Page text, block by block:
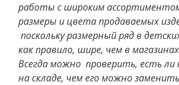
работы с широким
размеры и цвета продаваемых
поскольку размерный ряд в
как правило, шире, чем в
Всегда можно проверить, есть
на складе, чем его можно